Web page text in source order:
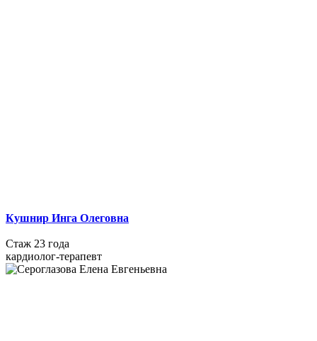
Кушнир Инга Олеговна
Стаж 23 года
кардиолог-терапевт